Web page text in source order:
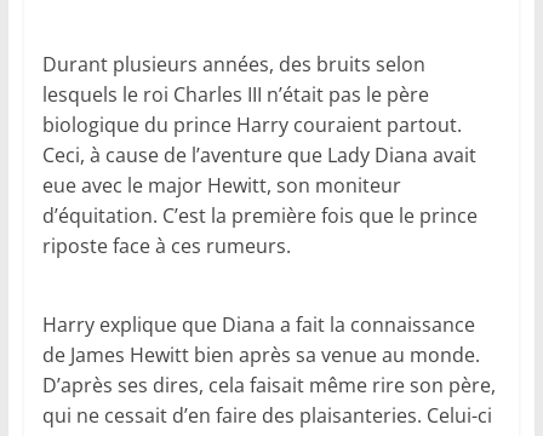
Durant plusieurs années, des bruits selon
lesquels le roi Charles III n’était pas le père
biologique du prince Harry couraient partout.
Ceci, à cause de l’aventure que Lady Diana avait
eue avec le major Hewitt, son moniteur
d’équitation. C’est la première fois que le prince
riposte face à ces rumeurs.
Harry explique que Diana a fait la connaissance
de James Hewitt bien après sa venue au monde.
D’après ses dires, cela faisait même rire son père,
qui ne cessait d’en faire des plaisanteries. Celui-ci